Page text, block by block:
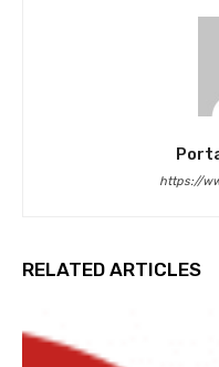
https://
RELATED ARTICLES